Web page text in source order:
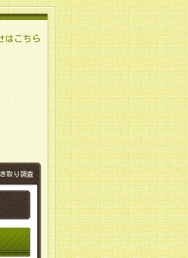
はこちら
取り調査